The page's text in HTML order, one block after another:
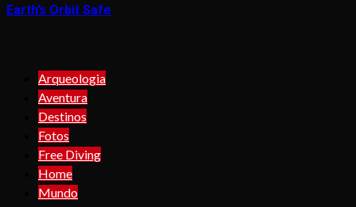
Earth’s Orbit Safe
Arqueologia
Aventura
Destinos
Fotos
Free Diving
Home
Mundo